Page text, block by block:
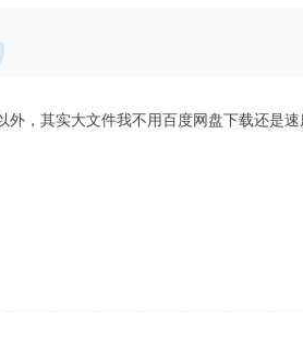
外，其实大文件我不用百度网盘下载还是